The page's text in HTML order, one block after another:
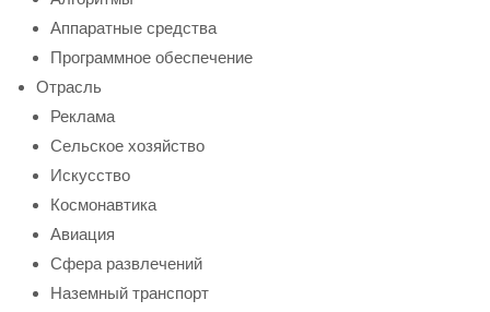
Аппаратные средства
Программное обеспечение
Отрасль
Реклама
Сельское хозяйство
Искусство
Космонавтика
Авиация
Сфера развлечений
Наземный транспорт